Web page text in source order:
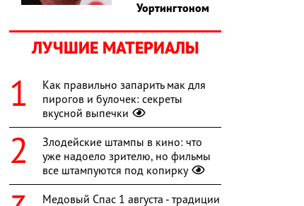
Уортингтоном
ЛУЧШИЕ МАТЕРИАЛЫ
Как правильно запарить мак для
пирогов и булочек: секреты
вкусной выпечки
Злодейские штампы в кино: что
уже надоело зрителю, но фильмы
все штампуются под копирку
Медовый Спас 1 августа - традиции